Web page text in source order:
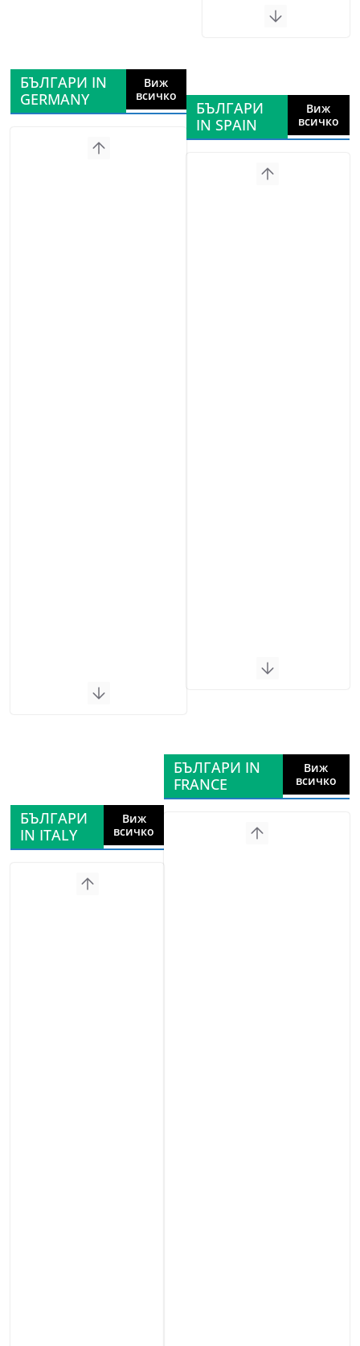
БЪЛГАРИ IN
GERMANY
Виж
всичко
БЪЛГАРИ
IN SPAIN
Виж
всичко
БЪЛГАРИ
IN ITALY
Виж
всичко
БЪЛГАРИ IN
FRANCE
Виж
всичко